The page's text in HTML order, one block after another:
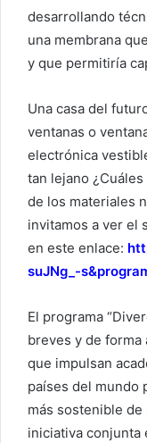
desarrollando
una membrana
y que permitiría
Una casa del
ventanas o
electrónica
tan lejano
de los materiales
invitamos a ver el
en este enlace:
suJNg_-
El programa
breves y de forma
que impulsan
países del mundo
más sostenible de
iniciativa conjunta